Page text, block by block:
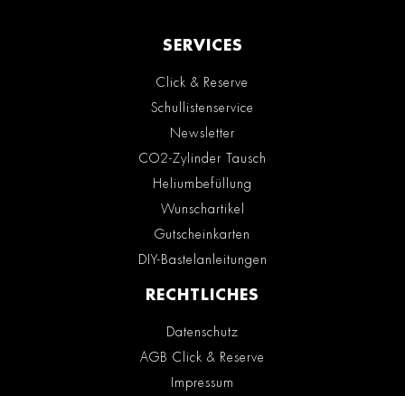
SERVICES
Click & Reserve
Schullistenservice
Newsletter
CO2-Zylinder Tausch
Heliumbefüllung
Wunschartikel
Gutscheinkarten
DIY-Bastelanleitungen
RECHTLICHES
Datenschutz
AGB Click & Reserve
Impressum